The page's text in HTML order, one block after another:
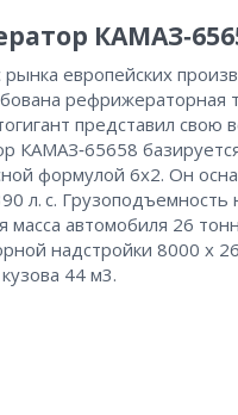
европейских
рефрижераторная
представил свою
КАМАЗ‑65658
формулой 6х2. Он
л. с. Грузоподъемность
масса автомобиля 26
надстройки 8000 х
44 м3.